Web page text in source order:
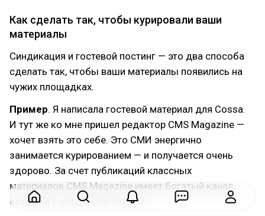
Как сделать так, чтобы курировали ваши
материалы
Синдикация и гостевой постинг — это два способа
сделать так, чтобы ваши материалы появились на
чужих площадках.
Пример. Я написала гостевой материал для Cossa.
И тут же ко мне пришел редактор CMS Magazine —
хочет взять это себе. Это СМИ энергично
занимается курированием — и получается очень
здорово. За счет публикаций классных
материалов CMS Magazine имеет богатый канал,
который с интересом читают.